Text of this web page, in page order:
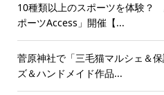
10種類以上のスポーツを体験？
ポーツAccess」開催【...
菅原神社で「三毛猫マルシェ＆
ズ＆ハンドメイド作品...